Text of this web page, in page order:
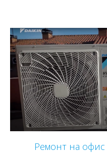
Ремонт на